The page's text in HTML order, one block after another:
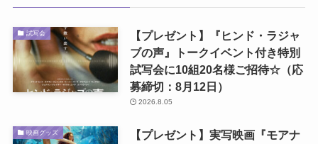
試写会
【プレゼント】『ヒンド・ラジャ
ブの声』トークイベント付き特別
試写会に10組20名様ご招待☆（応
募締切：8月12日）
2026.8.05
映画グッズ
【プレゼント】実写映画『モアナ